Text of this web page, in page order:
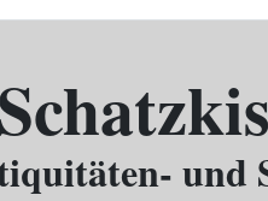
und